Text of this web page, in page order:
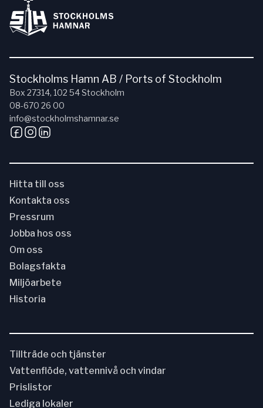
Stockholms Hamn AB / Ports of Stockholm
Box 27314, 102 54 Stockholm
08-670 26 00
info@stockholmshamnar.se
Hitta till oss
Kontakta oss
Pressrum
Jobba hos oss
Om oss
Bolagsfakta
Miljöarbete
Historia
Tillträde och tjänster
Vattenflöde, vattennivå och vindar
Prislistor
Lediga lokaler